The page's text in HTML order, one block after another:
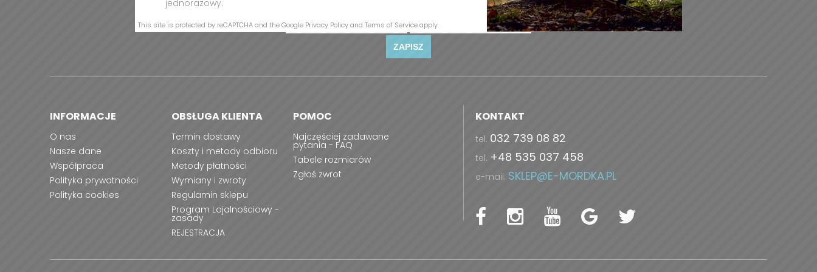
ZAPISZ
INFORMACJE
O nas
Nasze dane
Współpraca
Polityka prywatności
Polityka cookies
OBSŁUGA KLIENTA
Termin dostawy
Koszty i metody odbioru
Metody płatności
Wymiany i zwroty
Regulamin sklepu
Program Lojalnościowy -
zasady
REJESTRACJA
POMOC
Najczęściej zadawane
pytania - FAQ
Tabele rozmiarów
Zgłoś zwrot
KONTAKT
tel. 032 739 08 82
tel. +48 535 037 458
e-mail: SKLEP@E-MORDKA.PL
jednorazowy.
This site is protected by reCAPTCHA and the Google Privacy Policyand Terms of Serviceapply.